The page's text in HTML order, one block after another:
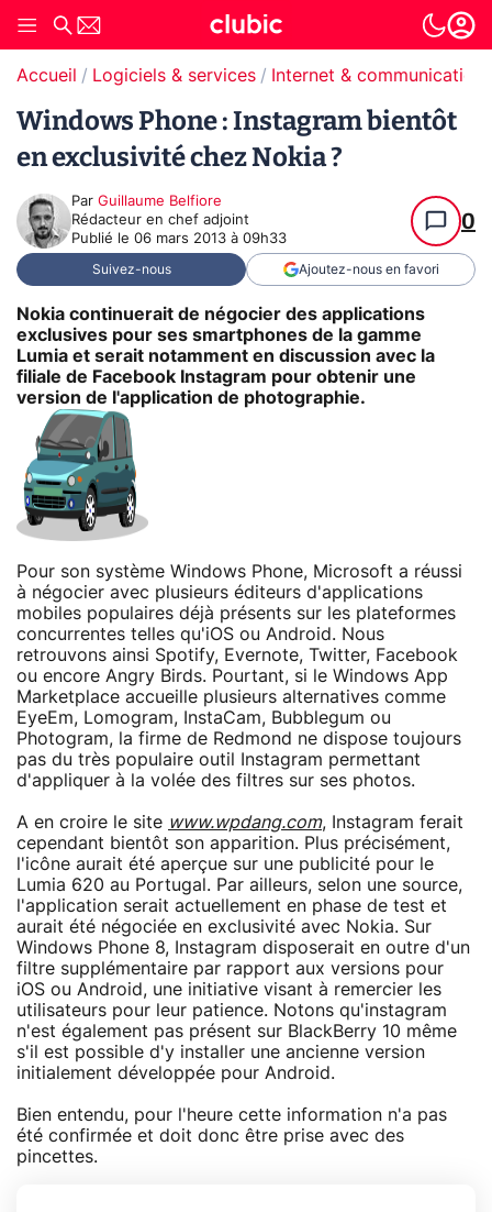
Accueil Logiciels & services Internet & communication
Windows Phone : Instagram bientôt
en exclusivité chez Nokia ?
Par Guillaume Belfiore
Rédacteur en chef adjoint
Publié le 06 mars 2013 à 09h33
0
Suivez-nous Ajoutez-nous en favori
Nokia continuerait de négocier des applications
exclusives pour ses smartphones de la gamme
Lumia et serait notamment en discussion avec la
filiale de Facebook Instagram pour obtenir une
version de l'application de photographie.
Pour son système Windows Phone, Microsoft a réussi
à négocier avec plusieurs éditeurs d'applications
mobiles populaires déjà présents sur les plateformes
concurrentes telles qu'iOS ou Android. Nous
retrouvons ainsi Spotify, Evernote, Twitter, Facebook
ou encore Angry Birds. Pourtant, si le Windows App
Marketplace accueille plusieurs alternatives comme
EyeEm, Lomogram, InstaCam, Bubblegum ou
Photogram, la firme de Redmond ne dispose toujours
pas du très populaire outil Instagram permettant
d'appliquer à la volée des filtres sur ses photos.
A en croire le site www.wpdang.com, Instagram ferait
cependant bientôt son apparition. Plus précisément,
l'icône aurait été aperçue sur une publicité pour le
Lumia 620 au Portugal. Par ailleurs, selon une source,
l'application serait actuellement en phase de test et
aurait été négociée en exclusivité avec Nokia. Sur
Windows Phone 8, Instagram disposerait en outre d'un
filtre supplémentaire par rapport aux versions pour
iOS ou Android, une initiative visant à remercier les
utilisateurs pour leur patience. Notons qu'instagram
n'est également pas présent sur BlackBerry 10 même
s'il est possible d'y installer une ancienne version
initialement développée pour Android.
Bien entendu, pour l'heure cette information n'a pas
été confirmée et doit donc être prise avec des
pincettes.